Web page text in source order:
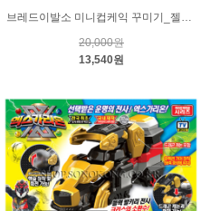
브레드이발소 미니컵케익 꾸미기_젤리스타 & 젤리퐁
20,000원
13,540원